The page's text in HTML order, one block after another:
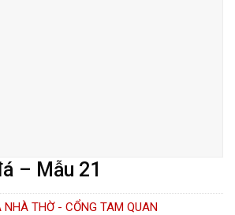
– Mẫu 21
NHÀ THỜ - CỔNG TAM QUAN